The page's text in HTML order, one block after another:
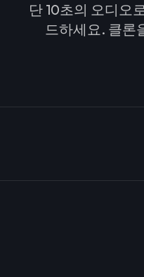
단 10초의 오디오
드하세요. 클론